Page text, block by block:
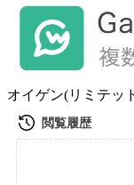
オイゲン(リミテッ